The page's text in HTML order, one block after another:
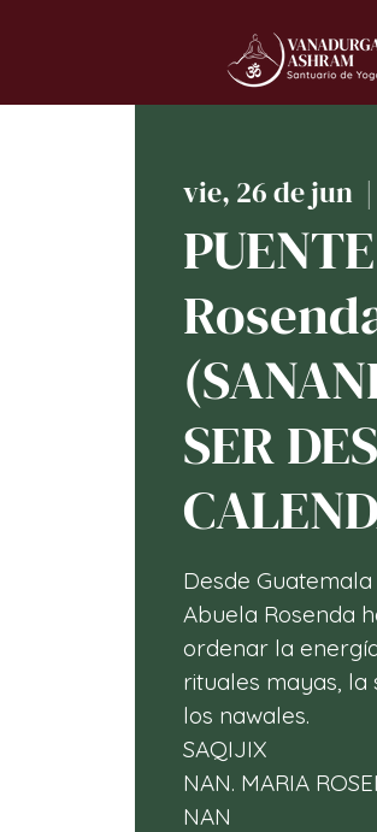
vie, 26 de jun
  |
SER
Desde
Abuela Rosenda
ordenar la
rituales mayas, la
los nawales.
SAQIJIX
NAN. MARIA
NAN